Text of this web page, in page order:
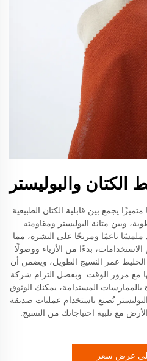
والبوليستر
يجمع بين قابلية الكتان الطبيعية
وبين متانة البوليستر ومقاومته
ملمسًا ناعمًا ومريحًا على البشرة، مما
بدءًا من الأزياء ووصولًا
الخليط عمر النسيج الطويل، ويضمن أن
مع مرور الوقت. وبفضل التزام شركة
المستدامة، يمكنك الوثوق
تُصنع باستخدام عمليات صديقة
مع تلبية احتياجاتك من النسيج.
عرض سعر